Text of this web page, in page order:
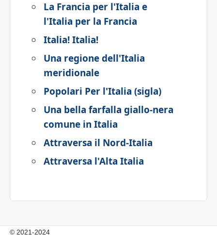
La Francia per l'Italia e
l'Italia per la Francia
Italia! Italia!
Una regione dell'Italia
meridionale
Popolari Per l'Italia (sigla)
Una bella farfalla giallo-nera
comune in Italia
Attraversa il Nord-Italia
Attraversa l'Alta Italia
© 2021-2024